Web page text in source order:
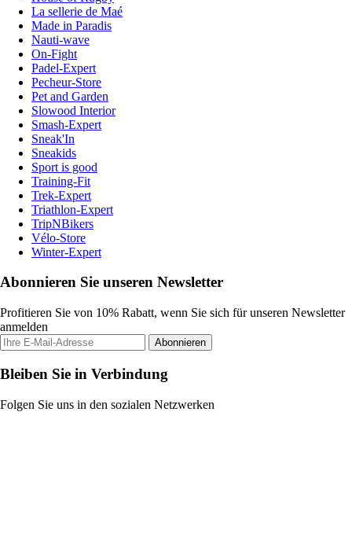
La sellerie de Maé
Made in Paradis
Nauti-wave
On-Fight
Padel-Expert
Pecheur-Store
Pet and Garden
Slowood Interior
Smash-Expert
Sneak'In
Sneakids
Sport is good
Training-Fit
Trek-Expert
Triathlon-Expert
TripNBikers
Vélo-Store
Winter-Expert
Abonnieren Sie unseren Newsletter
Profitieren Sie von 10% Rabatt, wenn Sie sich für unseren Newsletter
anmelden
Abonnieren
Bleiben Sie in Verbindung
Folgen Sie uns in den sozialen Netzwerken